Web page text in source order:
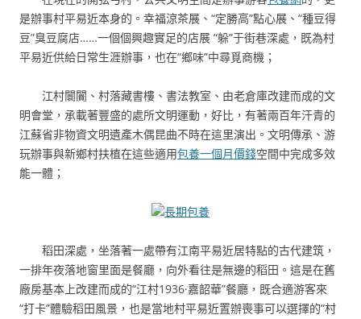
是辦事村平易近本身的。幸福涼茶展、“定勝高”點心展、“種豆得
豆”臭豆腐店……一個個興趣實足的店展 “躲”于街巷深處，既為村
平易近供給日常生涯辦事，也在“鄉味”中尋覓商機；
江村闤闠、村落藏書樓、書法教室、由老倉庫改建而成的文
明會堂，承載著豐盛的處所文明運動，好比，有著兩百年汗青的
江蘇省非物資文明遺產木偶昆曲不時在這里演出。文明傳承、游
玩辦事與新鄉村扶植在這些適用包養一個月價錢空間中完成多效
能一體；
長期包養
稻田深處，坐落著一處帶有江南平易近居特點的古代建筑，
一排年夜落地窗里面是餐廳，向外看往是無邊的稻田。這是在舊
廠房基本上改建而成的“江村1936·嘉韶華”餐廳，既合適游客來
“打卡”體驗稻田風景，也是當地村平易近置辦喪事可以選擇的“村